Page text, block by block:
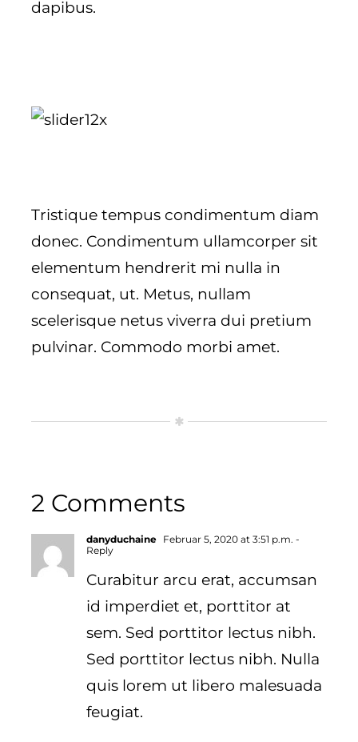
dapibus.
Tristique tempus condimentum diam
donec. Condimentum ullamcorper sit
elementum hendrerit mi nulla in
consequat, ut. Metus, nullam
scelerisque netus viverra dui pretium
pulvinar. Commodo morbi amet.
2 Comments
danyduchaine Februar 5, 2020 at 3:51 p.m. -
Reply
Curabitur arcu erat, accumsan
id imperdiet et, porttitor at
sem. Sed porttitor lectus nibh.
Sed porttitor lectus nibh. Nulla
quis lorem ut libero malesuada
feugiat.